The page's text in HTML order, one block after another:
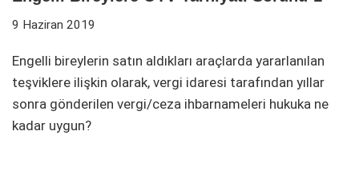
9 Haziran 2019
Engelli bireylerin satın aldıkları araçlarda yararlanılan
teşviklere ilişkin olarak, vergi idaresi tarafından yıllar
sonra gönderilen vergi/ceza ihbarnameleri hukuka ne
kadar uygun?